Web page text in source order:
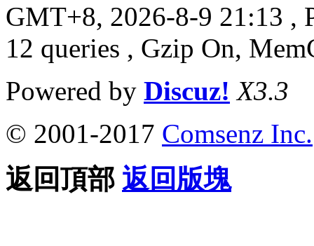
GMT+8, 2026-8-9 21:13 ,
12 queries , Gzip On,
Powered by Discuz! X3.3
© 2001-2017 Comsenz Inc.
返回頂部 返回版塊